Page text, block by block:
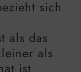
sich
als das
als
ist